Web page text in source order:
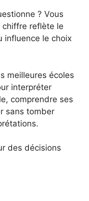
? Vous
reflète le
influence le choix
meilleures écoles
interpréter
comprendre ses
sans tomber
des décisions